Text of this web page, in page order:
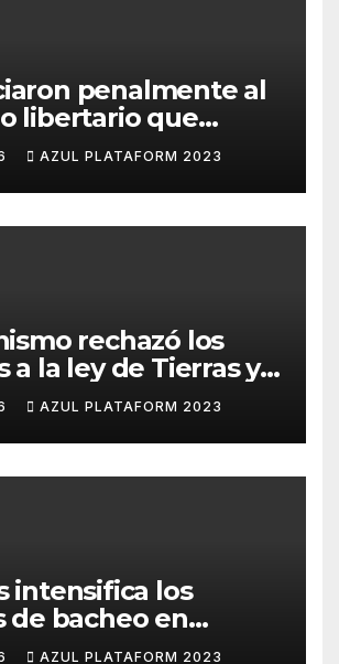
penalmente al
libertario que
tirar napalm sobre
Aires
AZUL PLATAFORM 2023
rechazó los
a la ley de Tierras y
a movilizarse el
contra del
AZUL PLATAFORM 2023
intensifica los
de bacheo en
barrios
AZUL PLATAFORM 2023